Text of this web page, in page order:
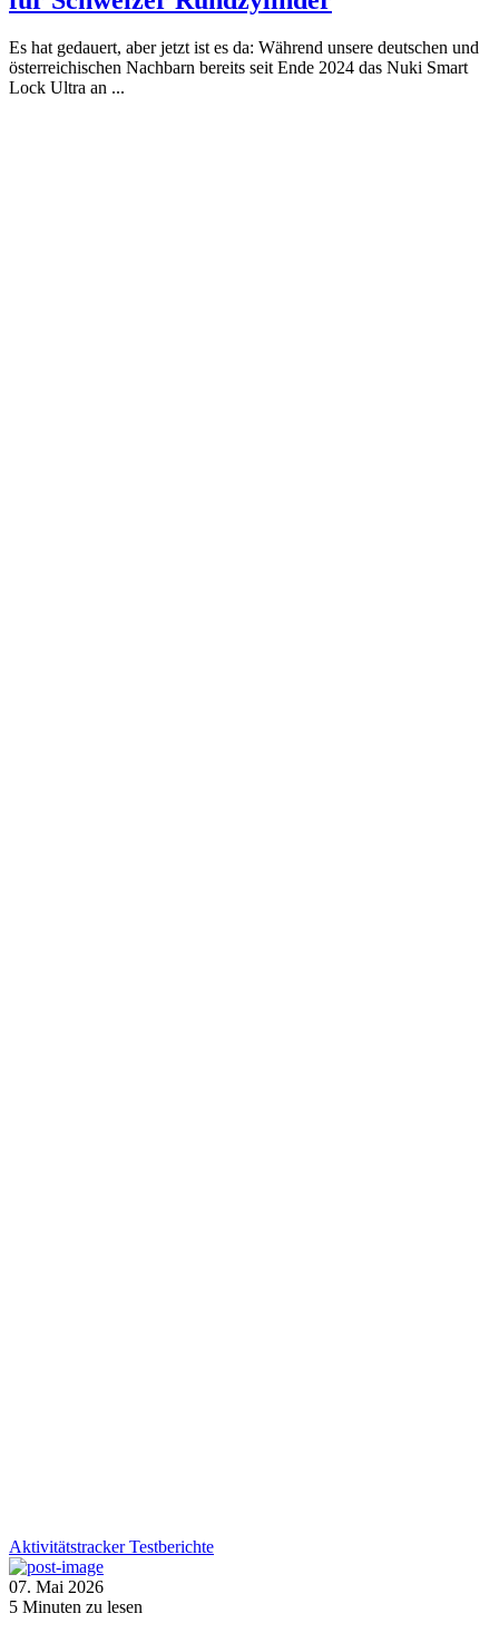
Es hat gedauert, aber jetzt ist es da: Während unsere deutschen und
österreichischen Nachbarn bereits seit Ende 2024 das Nuki Smart
Lock Ultra an ...
AktivitätstrackerTestberichte
07. Mai 2026
5 Minuten zu lesen